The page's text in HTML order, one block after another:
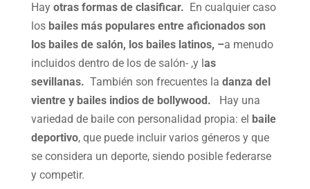
Hay otras formas de clasificar. En cualquier caso
losbailes más populares entre aficionados son
los bailes de salón, los bailes latinos, –a menudo
incluidos dentro de los de salón- ,y l as
sevillanas. También son frecuentes la danza del
vientre y bailes indios de bollywood. Hay una
variedad de baile con personalidad propia: el baile
deportivo, que puede incluir varios géneros y que
se considera un deporte, siendo posible federarse
y competir.